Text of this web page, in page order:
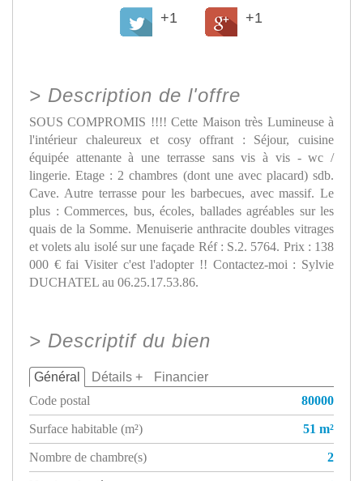
+1 +1
> Description de l'offre
SOUS COMPROMIS !!!! Cette Maison très Lumineuse à
l'intérieur chaleureux et cosy offrant : Séjour, cuisine
équipée attenante à une terrasse sans vis à vis - wc /
lingerie. Etage : 2 chambres (dont une avec placard) sdb.
Cave. Autre terrasse pour les barbecues, avec massif. Le
plus : Commerces, bus, écoles, ballades agréables sur les
quais de la Somme. Menuiserie anthracite doubles vitrages
et volets alu isolé sur une façade Réf : S.2. 5764. Prix : 138
000 € fai Visiter c'est l'adopter !! Contactez-moi : Sylvie
DUCHATEL au 06.25.17.53.86.
> Descriptif du bien
Général Détails + Financier
Code postal
80000
Surface habitable (m²)
51 m²
Nombre de chambre(s)
2